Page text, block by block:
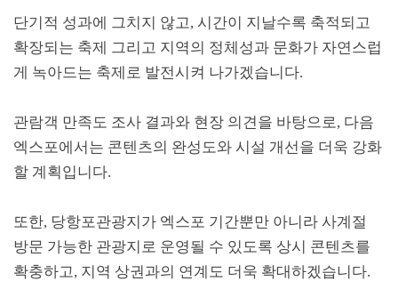
단기적 성과에 그치지 않고, 시간이 지날수록 축적되고
확장되는 축제 그리고 지역의 정체성과 문화가 자연스럽
게 녹아드는 축제로 발전시켜 나가겠습니다.
관람객 만족도 조사 결과와 현장 의견을 바탕으로, 다음
엑스포에서는 콘텐츠의 완성도와 시설 개선을 더욱 강화
할 계획입니다.
또한, 당항포관광지가 엑스포 기간뿐만 아니라 사계절
방문 가능한 관광지로 운영될 수 있도록 상시 콘텐츠를
확충하고, 지역 상권과의 연계도 더욱 확대하겠습니다.